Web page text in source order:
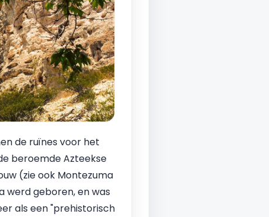
de ruïnes voor het
beroemde Azteekse
(zie ook Montezuma
werd geboren, en was
als een "prehistorisch